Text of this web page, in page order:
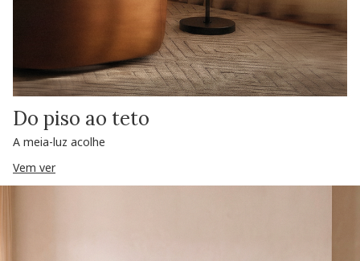
Do piso ao teto
A meia-luz acolhe
Vem ver